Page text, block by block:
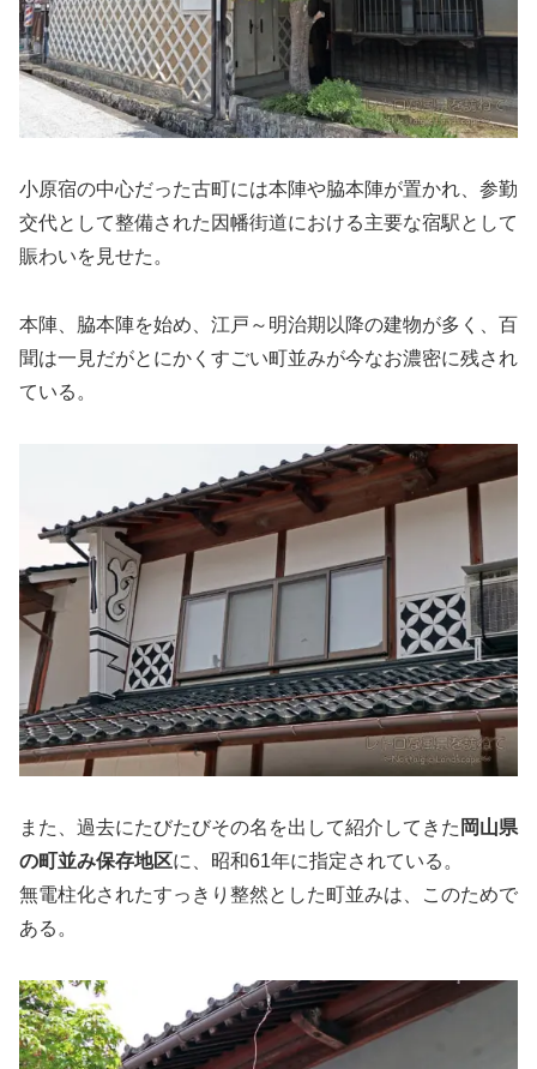
小原宿の中心だった古町には本陣や脇本陣が置かれ、参勤
交代として整備された因幡街道における主要な宿駅として
賑わいを見せた。
本陣、脇本陣を始め、江戸～明治期以降の建物が多く、百
聞は一見だがとにかくすごい町並みが今なお濃密に残され
ている。
また、過去にたびたびその名を出して紹介してきた 岡山県
の町並み保存地区に、昭和61年に指定されている。
無電柱化されたすっきり整然とした町並みは、このためで
ある。